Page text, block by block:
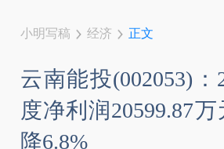
小明写稿 经济 正文
云南能投(002053)：
度净利润20599.87
降6.8%